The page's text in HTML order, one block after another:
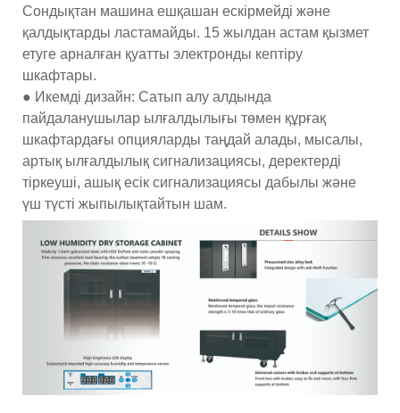
Сондықтан машина ешқашан ескірмейді және
қалдықтарды ластамайды. 15 жылдан астам қызмет
етуге арналған қуатты электронды кептіру
шкафтары.
● Икемді дизайн: Сатып алу алдында
пайдаланушылар ылғалдылығы төмен құрғақ
шкафтардағы опцияларды таңдай алады, мысалы,
артық ылғалдылық сигнализациясы, деректерді
тіркеуші, ашық есік сигнализациясы дабылы және
үш түсті жыпылықтайтын шам.